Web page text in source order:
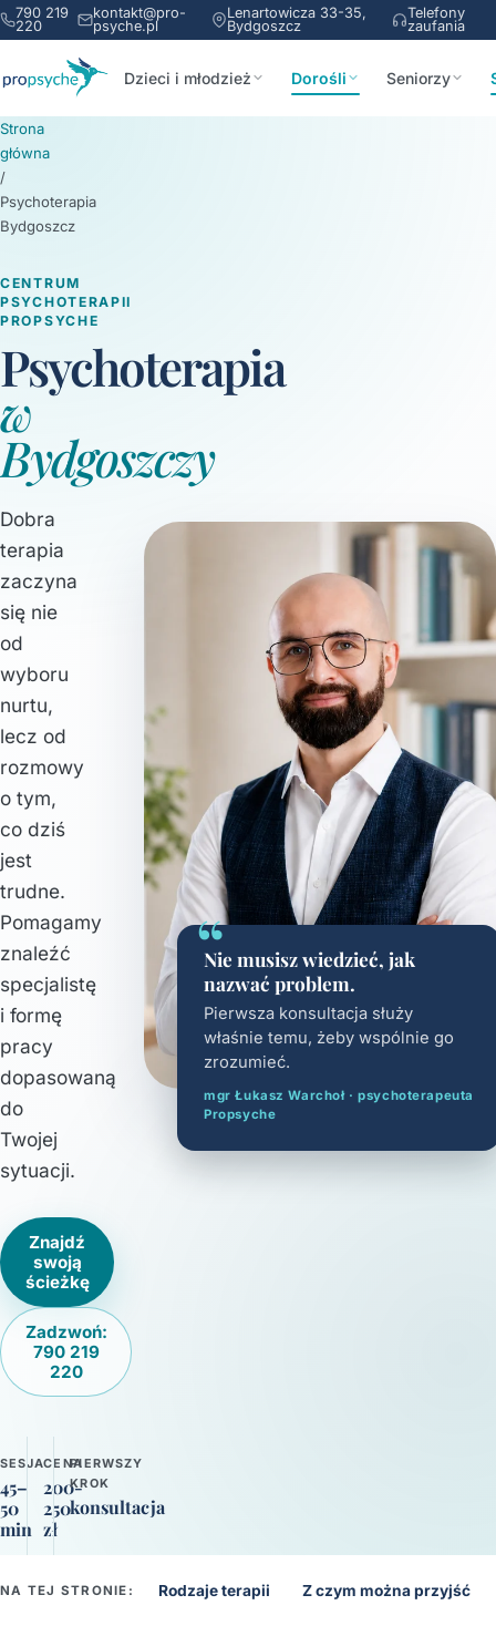
790 219
220
kontakt@pro-
psyche.pl
Lenartowicza 33-35,
Bydgoszcz
Telefony
zaufania
Dzieci i młodzież Dorośli Seniorzy
Strona
główna
/
Psychoterapia
Bydgoszcz
CENTRUM
PSYCHOTERAPII
PROPSYCHE
Psychoterapia
w
Bydgoszczy
Dobra
terapia
zaczyna
się nie
od
wyboru
nurtu,
lecz od
rozmowy
o tym,
co dziś
jest
trudne.
Pomagamy
znaleźć
specjalistę
i formę
pracy
dopasowaną
do
Twojej
sytuacji.
Znajdź
swoją
ścieżkę
Zadzwoń:
790 219
220
SESJA
45–
50
min
CENA
200-
250
zł
PIERWSZY
KROK
konsultacja
“
Nie musisz wiedzieć, jak
nazwać problem.
Pierwsza konsultacja służy
właśnie temu, żeby wspólnie go
zrozumieć.
mgr Łukasz Warchoł · psychoterapeuta
Propsyche
NA TEJ STRONIE: Rodzaje terapii Z czym można przyjść